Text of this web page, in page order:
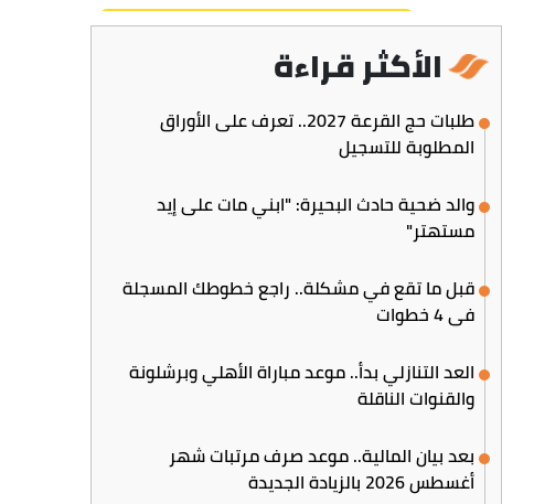
الأكثر قراءة
طلبات حج القرعة 2027.. تعرف على الأوراق
المطلوبة للتسجيل
والد ضحية حادث البحيرة: "ابني مات على إيد
مستهتر"
قبل ما تقع في مشكلة.. راجع خطوطك المسجلة
في 4 خطوات
العد التنازلي بدأ.. موعد مباراة الأهلي وبرشلونة
والقنوات الناقلة
بعد بيان المالية.. موعد صرف مرتبات شهر
أغسطس 2026 بالزيادة الجديدة